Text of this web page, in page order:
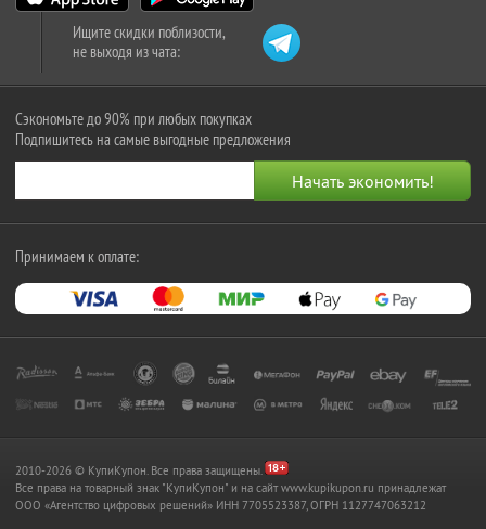
Ищите скидки поблизости,
не выходя из чата:
Сэкономьте до 90% при любых покупках
Подпишитесь на самые выгодные предложения
Принимаем к оплате:
2010-2026 © КупиКупон. Все права защищены.
Все права на товарный знак "КупиКупон" и на сайт www.kupikupon.ru принадлежат
OOO «Агентство цифровых решений» ИНН 7705523387, ОГРН 1127747063212